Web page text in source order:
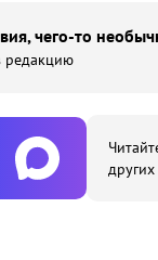
чего-то
редакцию